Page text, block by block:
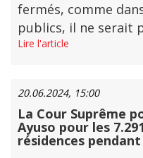
fermés, comme
publics, il ne serait
Lire l'article
20.06.2024, 15:00
La Cour Suprême
Ayuso pour les
résidences